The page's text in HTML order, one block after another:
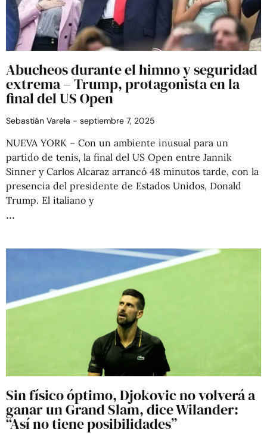
Abucheos durante el himno y seguridad
extrema – Trump, protagonista en la
final del US Open
Sebastián Varela septiembre 7, 2025
NUEVA YORK – Con un ambiente inusual para un
partido de tenis, la final del US Open entre Jannik
Sinner y Carlos Alcaraz arrancó 48 minutos tarde, con la
presencia del presidente de Estados Unidos, Donald
Trump. El italiano y
Sin físico óptimo, Djokovic no volverá a
ganar un Grand Slam, dice Wilander:
“Así no tiene posibilidades”